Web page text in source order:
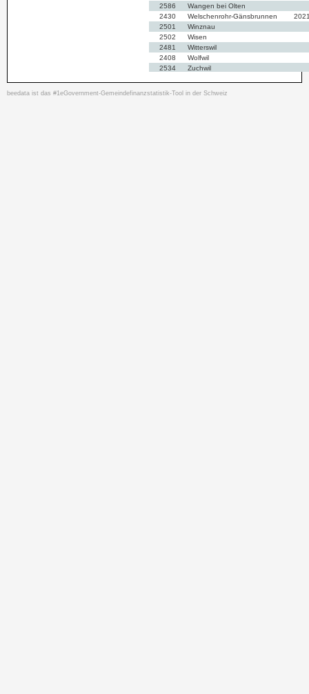
2586
Wangen bei Olten
2430
Welschenrohr-Gänsbrunnen
2501
Winznau
2502
Wisen
2481
Witterswil
2408
Wolfwil
2534
Zuchwil
beedata ist das #1eGovernment-Gemeindefinanzstatistik-Tool in der Schweiz